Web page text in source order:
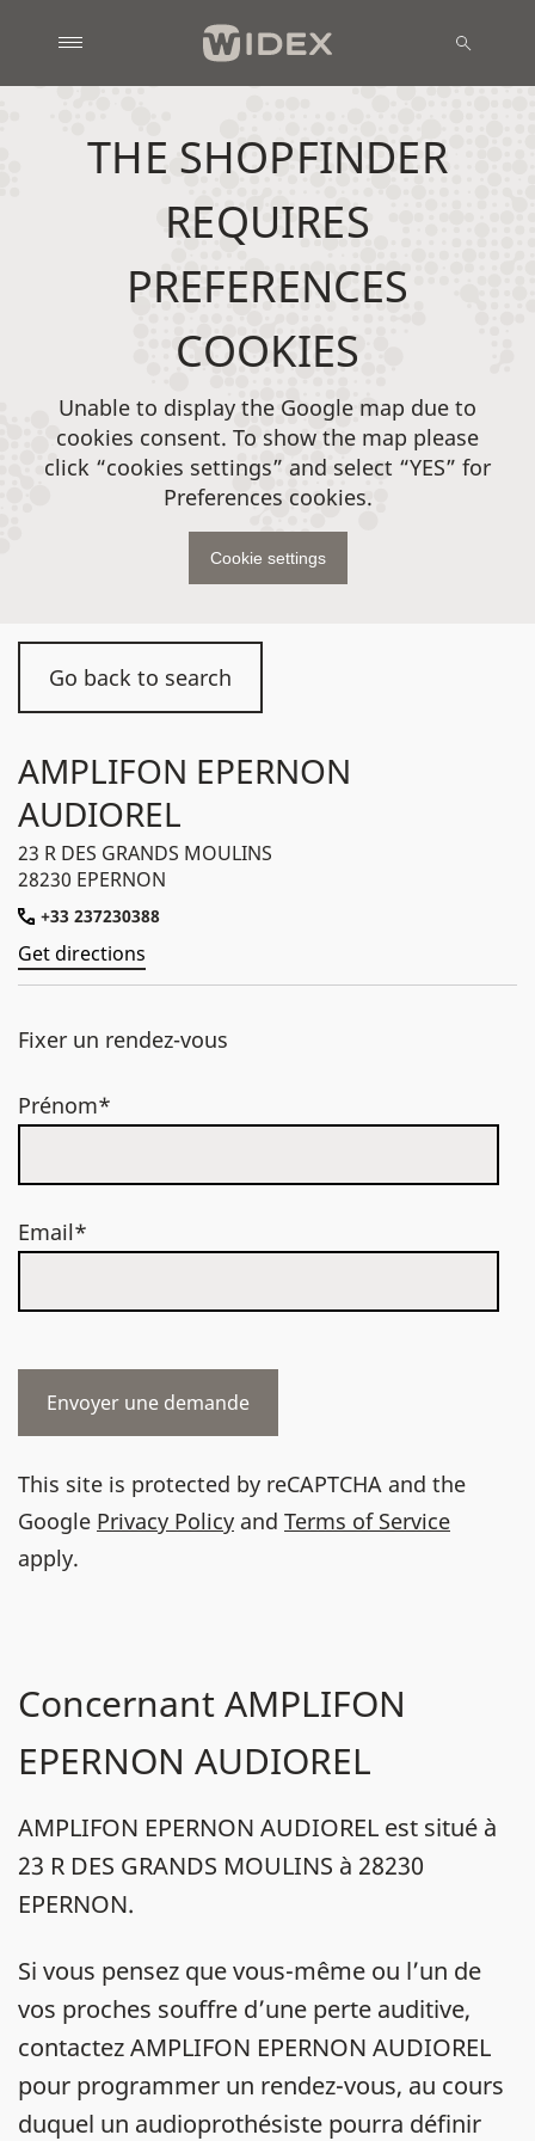
Go back to search
AMPLIFON EPERNON
AUDIOREL
23 R DES GRANDS MOULINS
28230 EPERNON
+33 237230388
Get directions
Fixer un rendez-vous
Prénom*
Email*
This site is protected by reCAPTCHA and the
Google Privacy Policy and Terms of Service
apply.
Concernant AMPLIFON
EPERNON AUDIOREL
AMPLIFON EPERNON AUDIOREL est situé à
23 R DES GRANDS MOULINS à 28230
EPERNON.
Si vous pensez que vous-même ou l’un de
vos proches souffre d’une perte auditive,
contactez AMPLIFON EPERNON AUDIOREL
pour programmer un rendez-vous, au cours
duquel un audioprothésiste pourra définir
THE SHOPFINDER
REQUIRES
PREFERENCES
COOKIES
Unable to display the Google map due to
cookies consent. To show the map please
click “cookies settings” and select “YES” for
Preferences cookies.
Cookie settings